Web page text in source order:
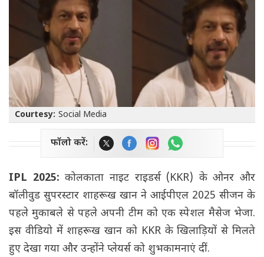
Courtesy: Social Media
फॉलो करें:
IPL 2025: कोलकाता नाइट राइडर्स (KKR) के ओनर और
बॉलीवुड सुपरस्टार शाहरूख खान ने आईपीएल 2025 सीजन के
पहले मुकाबले से पहले अपनी टीम को एक स्पेशल मैसेज भेजा.
इस वीडियो में शाहरूख खान को KKR के खिलाड़ियों से मिलते
हुए देखा गया और उन्होंने प्लेयर्स को शुभकामनाएं दीं.